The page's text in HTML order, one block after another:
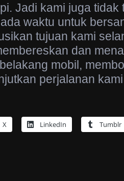
Jadi kami juga
waktu untuk
tujuan kami
dan
mobil,
perjalanan
X LinkedIn Tumblr